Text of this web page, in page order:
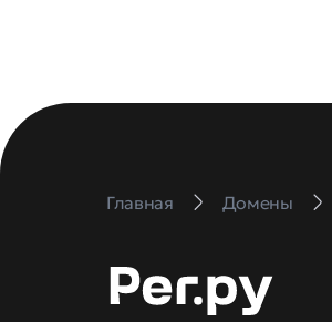
Главная Домены